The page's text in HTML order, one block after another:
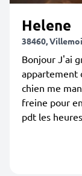
Helene
38460,
Bonjour J'ai
appartement
chien me
freine pour
pdt les